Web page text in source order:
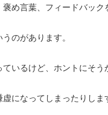
め言葉、フィードバック
のがあります。
いるけど、ホントにそう
になってしまったりしま